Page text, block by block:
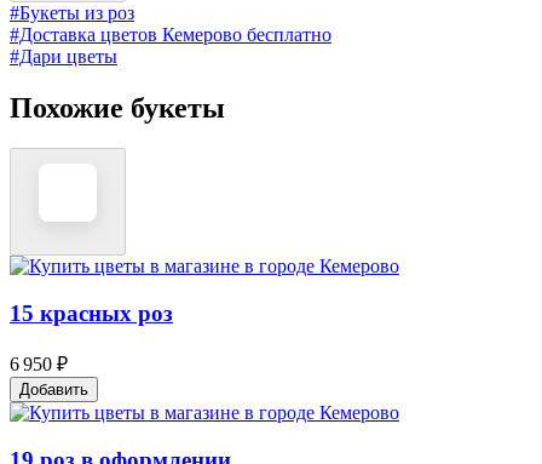
#Букеты из роз
#Доставка цветов Кемерово бесплатно
#Дари цветы
Похожие букеты
15 красных роз
6 950 ₽
Добавить